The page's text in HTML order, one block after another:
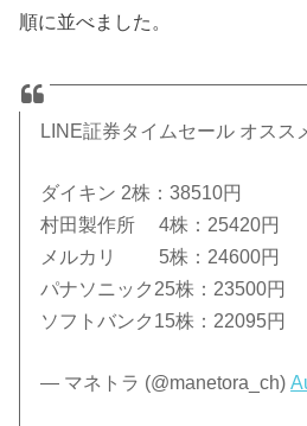
順に並べました。
LINE証券タイムセール オスス
ダイキン 2株：38510円
村田製作所 4株：25420円
メルカリ 5株：24600円
パナソニック25株：23500円
ソフトバンク15株：22095円
— マネトラ (@manetora_ch)